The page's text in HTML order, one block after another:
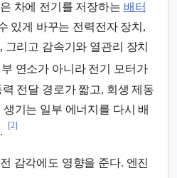
차에 전기를 저장하는 배터
있게 바꾸는 전력전자 장치,
리고 감속기와 열관리 장치
연소가 아니라 전기 모터가
전달 경로가 짧고, 회생 제동
기는 일부 에너지를 다시 배
[2]
감각에도 영향을 준다. 엔진